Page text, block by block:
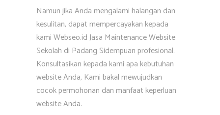
Namun jika Anda mengalami halangan dan
kesulitan, dapat mempercayakan kepada
kami Webseo.id Jasa Maintenance Website
Sekolah di Padang Sidempuan profesional.
Konsultasikan kepada kami apa kebutuhan
website Anda, Kami bakal mewujudkan
cocok permohonan dan manfaat keperluan
website Anda.